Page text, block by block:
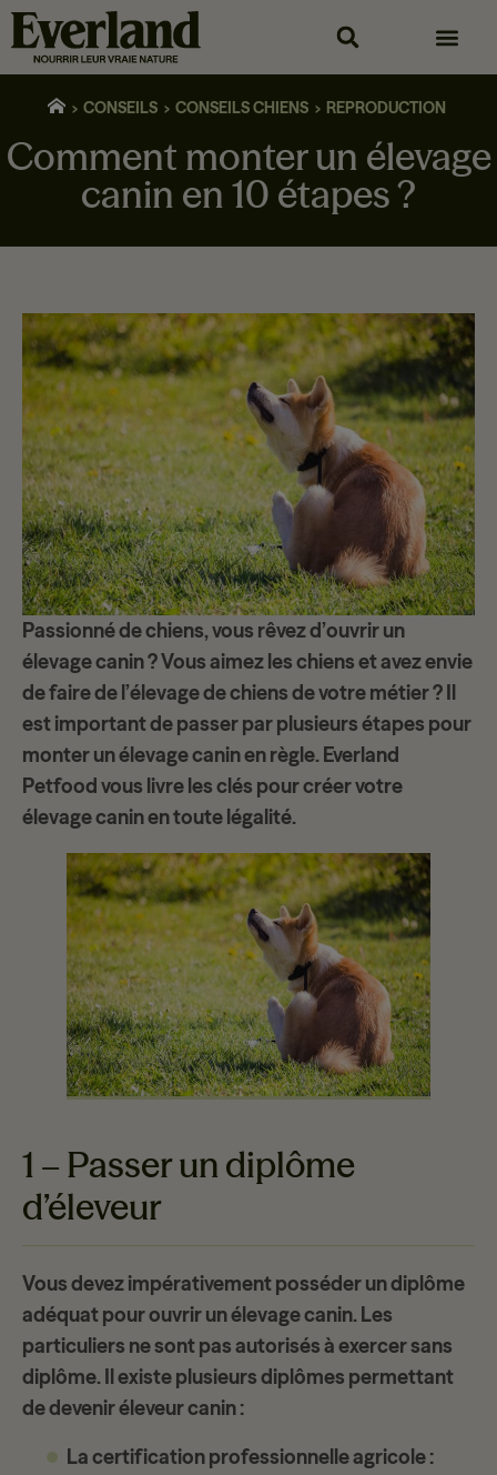
CONSEILS CONSEILS CHIENS REPRODUCTION
Comment monter un élevage
canin en 10 étapes ?
Passionné de chiens, vous rêvez d’ouvrir un
élevage canin? Vous aimez les chiens et avez envie
de faire de l’élevage de chiensde votre métier ? Il
est important de passer par plusieurs étapes pour
monter un élevage canin en règle. Everland
Petfood vous livre les clés pourcréer votre
élevage caninen toute légalité.
1 – Passer un diplôme
d’éleveur
Vous devez impérativement posséder un diplôme
adéquat pour ouvrir un élevage canin. Les
particuliers ne sont pas autorisés à exercer sans
diplôme. Il existe plusieurs diplômes permettant
de devenir éleveur canin :
La certification professionnelle agricole: